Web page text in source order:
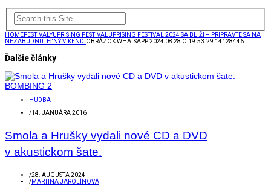
HOMEFESTIVALYUPRISING FESTIVAL UPRISING FESTIVAL 2024 SA BLÍŽI – PRIPRAVTE SA NA
NEZABUDNUTEĽNÝ VÍKEND!OBRÁZOK WHATSAPP 2024 08 28 O 19.53.29 14128446
Ďalšie články
HUDBA
/14. JANUÁRA 2016
Smola a Hrušky vydali nové CD a DVD
v akustickom šate.
/28. AUGUSTA 2024
/MARTINA JAROLÍNOVÁ